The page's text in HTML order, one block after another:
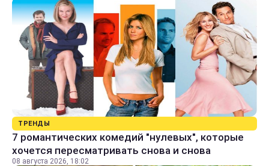
ТРЕНДЫ
7 романтических комедий "нулевых", которые
хочется пересматривать снова и снова
08 августа 2026, 18:02